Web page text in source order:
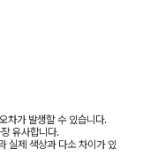
차가 발생할 수 있습니다.
유사합니다.
실제 색상과 다소 차이가 있